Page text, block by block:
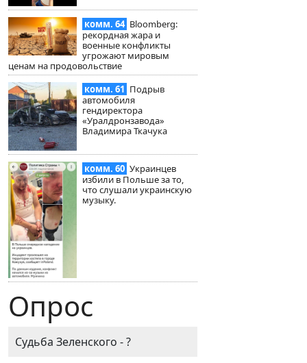
комм. 64 Bloomberg:
рекордная жара и
военные конфликты
угрожают мировым
ценам на продовольствие
комм. 61 Подрыв
автомобиля
гендиректора
«Уралдронзавода»
Владимира Ткачука
комм. 60 Украинцев
избили в Польше за то,
что слушали украинскую
музыку.
Опрос
Судьба Зеленского - ?